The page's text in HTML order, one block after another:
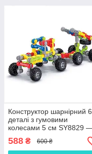
Конструктор шарнірний
деталі з гумовими
колесами 5 см SY8829
рухомий інженерний
для дітей 3+, пластик
588 ₴ 600 ₴